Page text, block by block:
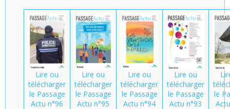
Lire ou
télécharger
le Passage
Actu n°96
Lire ou
télécharger
le Passage
Actu n°95
Lire ou
télécharger
le Passage
Actu n°94
Lire ou
télécharger
le Passage
Actu n°93
le